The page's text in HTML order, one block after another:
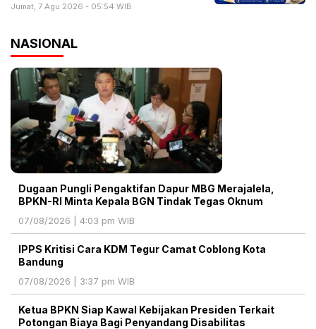
Jumat, 7 Agu 2026 - 05:54 WIB
NASIONAL
Dugaan Pungli Pengaktifan Dapur MBG Merajalela,
BPKN-RI Minta Kepala BGN Tindak Tegas Oknum
07/08/2026 | 4:03 pm WIB
IPPS Kritisi Cara KDM Tegur Camat Coblong Kota
Bandung
07/08/2026 | 3:37 pm WIB
Ketua BPKN Siap Kawal Kebijakan Presiden Terkait
Potongan Biaya Bagi Penyandang Disabilitas